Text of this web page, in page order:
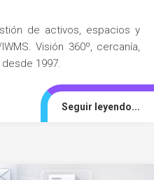
de activos, espacios y
Visión 360º, cercanía,
1997.
Seguir leyendo...